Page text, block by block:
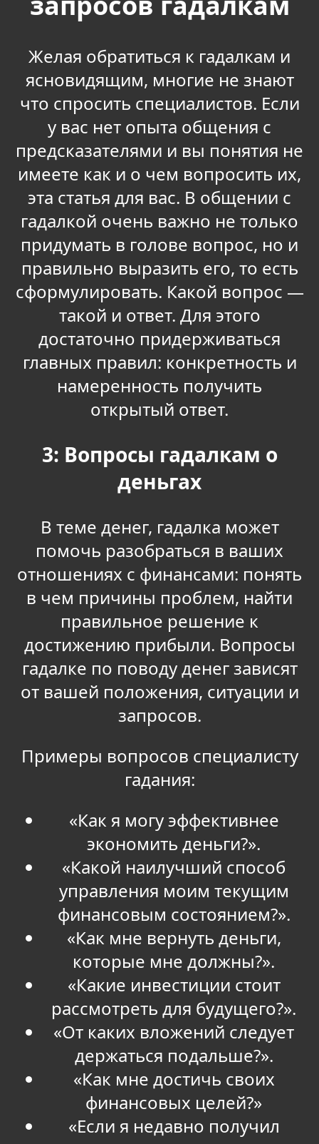
Желая обратиться к гадалкам и
ясновидящим, многие не знают
что спросить специалистов. Если
у вас нет опыта общения с
предсказателями и вы понятия не
имеете как и о чем вопросить их,
эта статья для вас. В общении с
гадалкой очень важно не только
придумать в голове вопрос, но и
правильно выразить его, то есть
сформулировать. Какой вопрос —
такой и ответ. Для этого
достаточно придерживаться
главных правил: конкретность и
намеренность получить
открытый ответ.
3: Вопросы гадалкам о
деньгах
В теме денег, гадалка может
помочь разобраться в ваших
отношениях с финансами: понять
в чем причины проблем, найти
правильное решение к
достижению прибыли. Вопросы
гадалке по поводу денег зависят
от вашей положения, ситуации и
запросов.
Примеры вопросов специалисту
гадания:
«Как я могу эффективнее
экономить деньги?».
«Какой наилучший способ
управления моим текущим
финансовым состоянием?».
«Как мне вернуть деньги,
которые мне должны?».
«Какие инвестиции стоит
рассмотреть для будущего?».
«От каких вложений следует
держаться подальше?».
«Как мне достичь своих
финансовых целей?»
«Если я недавно получил